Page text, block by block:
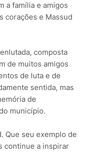
a família e amigos
corações e Massud
composta
de muitos amigos
de luta e de
sentida, mas
de
município.
Que seu exemplo de
continue a inspirar